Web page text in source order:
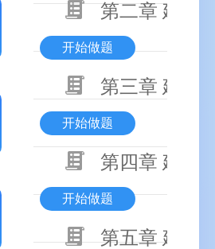
第二章 建设
开始做题
第三章 建设
开始做题
第四章 建设
开始做题
第五章 建设